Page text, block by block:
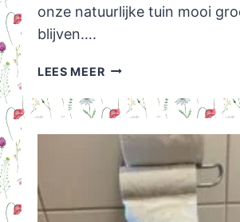
onze natuurlijke tuin mooi
blijven….
LEES MEERLASTS
GEEL
SIMPELE
TIPS
VOOR
EEN